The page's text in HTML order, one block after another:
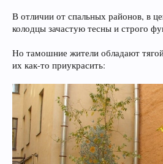
В отличии от спальных районов, в
колодцы зачастую тесны и строго
Но тамошние жители обладают
их как-то приукрасить: